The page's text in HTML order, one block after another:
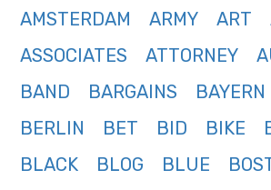
AMSTERDAM
ARMY ART
ASSOCIATES
ATTORNEY
BAND
BARGAINS BAYERN
BERLIN
BET BID BIKE
BLACK
BLOG BLUE